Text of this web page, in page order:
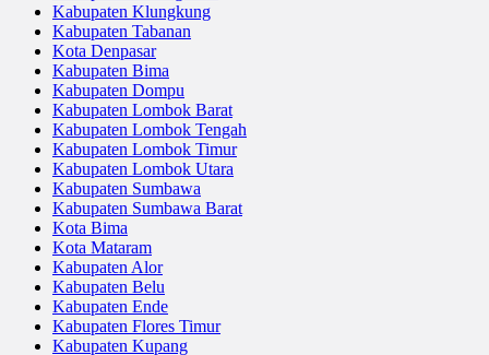
Kabupaten Klungkung
Kabupaten Tabanan
Kota Denpasar
Kabupaten Bima
Kabupaten Dompu
Kabupaten Lombok Barat
Kabupaten Lombok Tengah
Kabupaten Lombok Timur
Kabupaten Lombok Utara
Kabupaten Sumbawa
Kabupaten Sumbawa Barat
Kota Bima
Kota Mataram
Kabupaten Alor
Kabupaten Belu
Kabupaten Ende
Kabupaten Flores Timur
Kabupaten Kupang